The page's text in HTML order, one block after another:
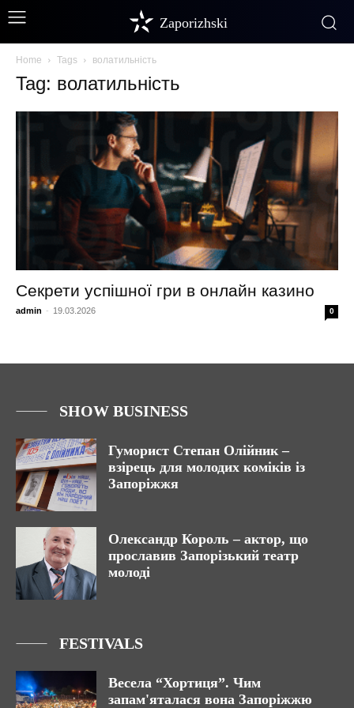
Zaporizhski
Home Tags волатильність
Tag: волатильність
Секрети успішної гри в онлайн казино
admin - 19.03.2026 0
SHOW BUSINESS
Гуморист Степан Олійник –
взірець для молодих коміків із
Запоріжжя
Олександр Король – актор, що
прославив Запорізький театр
молоді
FESTIVALS
Весела “Хортиця”. Чим
запам'яталася вона Запоріжжю